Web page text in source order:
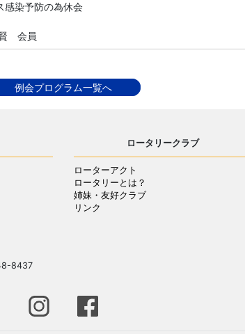
感染予防の為休会
会員
例会プログラム一覧へ
ロータリークラブ
ローターアクト
ロータリーとは？
姉妹・友好クラブ
リンク
8437